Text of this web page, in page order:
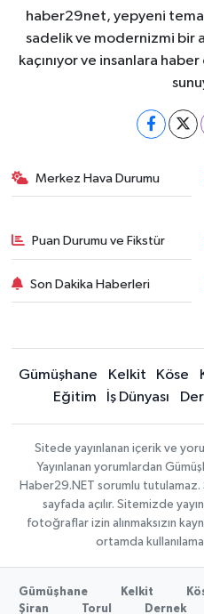
haber29net, yepyeni
sadelik ve modernizmi bir
kaçınıyor ve insanlara
Merkez Hava Durumu
Puan Durumu ve Fikstür
Son Dakika Haberleri
Gümüşhane Kelkit Köse
Eğitim
İş Dünyası
Sitede yayınlanan içerik ve
Yayınlanan yorumlardan
Haber29.NET sorumlu
sayfada açılır. Sitemizde
fotoğraflar izin alınmaksızın
ortamda
Gümüşhane Kelkit
Şiran
Torul Dernek